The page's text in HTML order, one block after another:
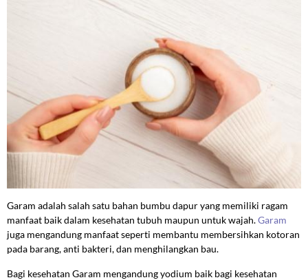
Garam adalah salah satu bahan bumbu dapur yang memiliki ragam
manfaat baik dalam kesehatan tubuh maupun untuk wajah.Garam
juga mengandung manfaat seperti membantu membersihkan kotoran
pada barang, anti bakteri, dan menghilangkan bau.
Bagi kesehatan Garam mengandung yodium baik bagi kesehatan